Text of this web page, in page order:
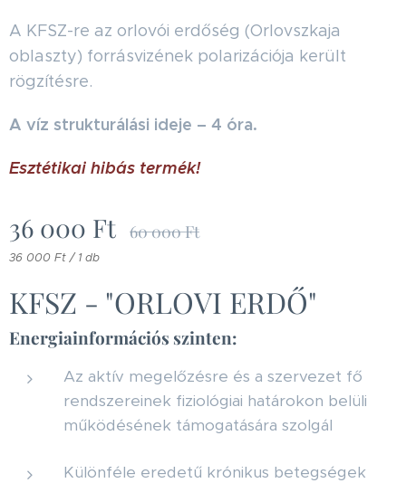
A KFSZ-re az orlovói erdőség (Orlovszkaja
oblaszty) forrásvizének polarizációja került
rögzítésre.
A víz strukturálási ideje – 4 óra.
Esztétikai hibás termék!
36 000 Ft 60 000Ft
36 000 Ft / 1 db
KFSZ - "ORLOVI ERDŐ"
Energiainformációs szinten:
Az aktív megelőzésre és a szervezet fő
rendszereinek fiziológiai határokon belüli
működésének támogatására szolgál
Különféle eredetű krónikus betegségek